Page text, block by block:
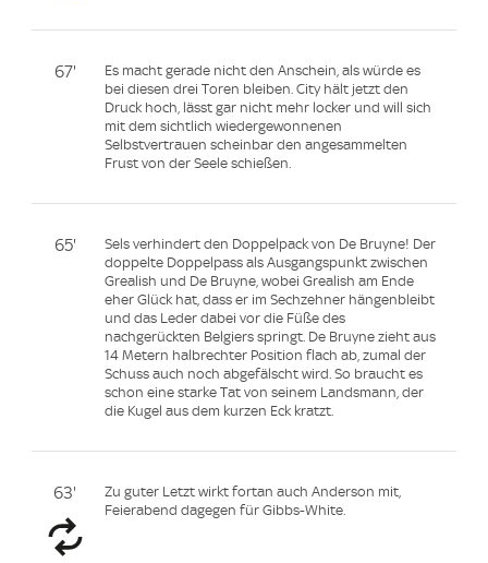
67'
Es macht gerade nicht den Anschein, als würde es
bei diesen drei Toren bleiben. City hält jetzt den
Druck hoch, lässt gar nicht mehr locker und will sich
mit dem sichtlich wiedergewonnenen
Selbstvertrauen scheinbar den angesammelten
Frust von der Seele schießen.
65'
Sels verhindert den Doppelpack von De Bruyne! Der
doppelte Doppelpass als Ausgangspunkt zwischen
Grealish und De Bruyne, wobei Grealish am Ende
eher Glück hat, dass er im Sechzehner hängenbleibt
und das Leder dabei vor die Füße des
nachgerückten Belgiers springt. De Bruyne zieht aus
14 Metern halbrechter Position flach ab, zumal der
Schuss auch noch abgefälscht wird. So braucht es
schon eine starke Tat von seinem Landsmann, der
die Kugel aus dem kurzen Eck kratzt.
63'
Zu guter Letzt wirkt fortan auch Anderson mit,
Feierabend dagegen für Gibbs-White.